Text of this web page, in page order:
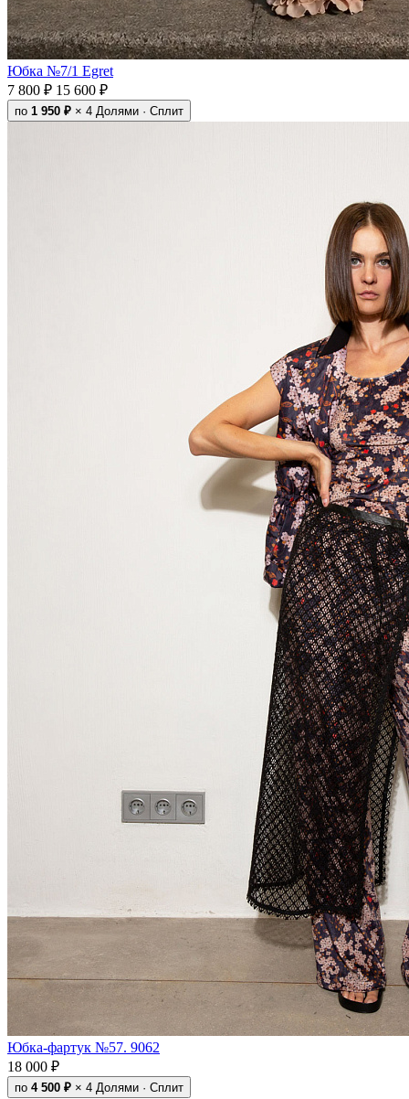
Юбка №7/1 Egret
7 800 ₽ 15 600 ₽
по 1 950 ₽ × 4 Долями · Сплит
Юбка-фартук №57. 9062
18 000 ₽
по 4 500 ₽ × 4 Долями · Сплит